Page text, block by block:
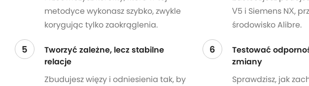
metodyce wykonasz szybko, zwykle
korygując tylko zaokrąglenia.
V5 i Siemens NX,
środowisko Alibre.
5
Tworzyć zależne, lecz stabilne
relacje
Zbudujesz więzy i odniesienia tak, by
6
Testować
zmiany
Sprawdzisz, jak